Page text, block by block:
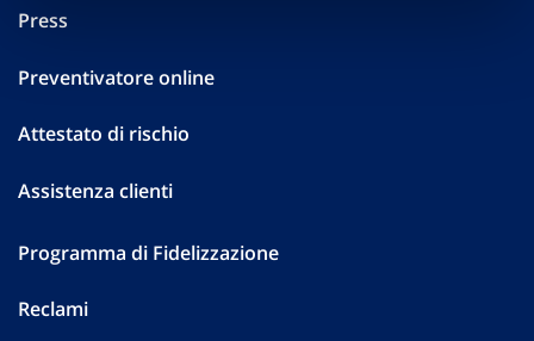
Press
Preventivatore online
Attestato di rischio
Assistenza clienti
Programma di Fidelizzazione
Reclami